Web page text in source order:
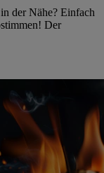
der Nähe? Einfach
Der